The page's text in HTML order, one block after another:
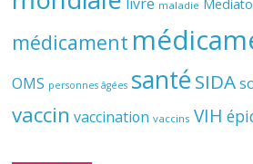
maladie
médicament
OMS personnes âgées santé SIDA
vaccin vaccination vaccins VIH